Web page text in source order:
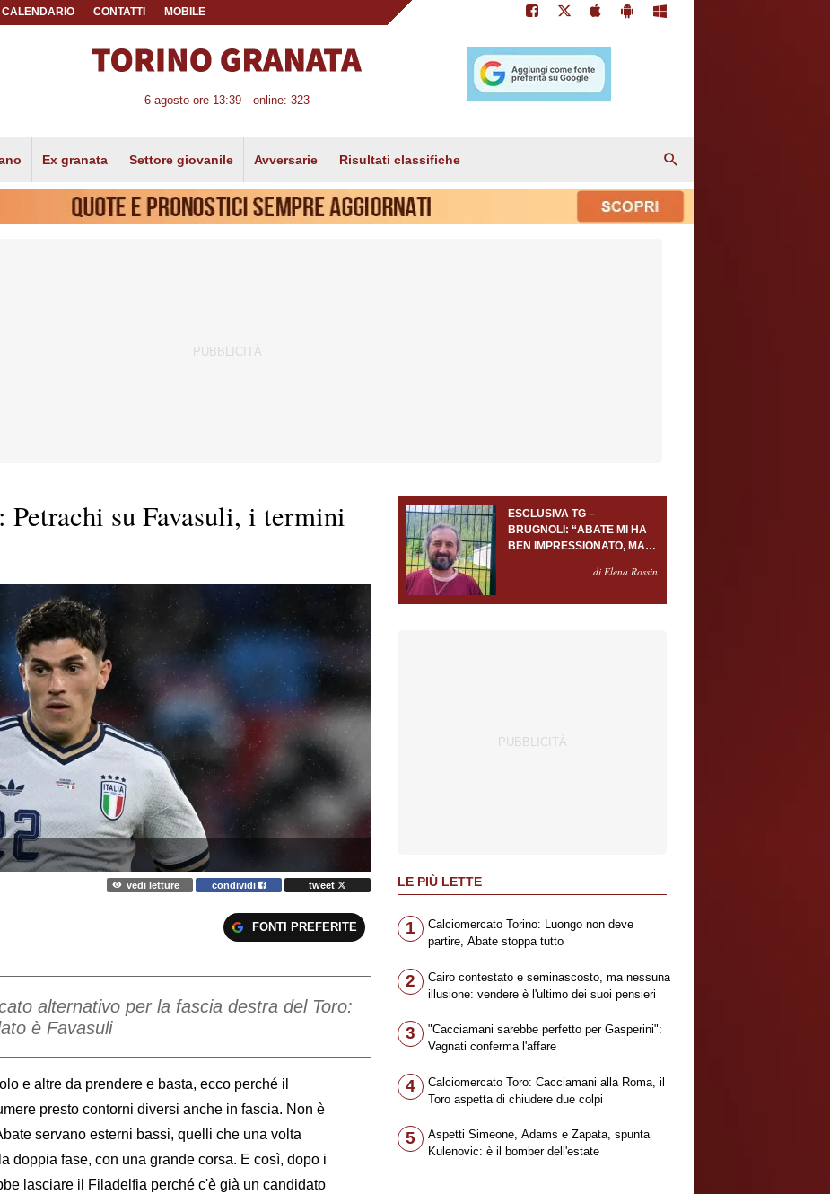
CALENDARIO CONTATTI MOBILE
6 agosto ore 13:39 online: 323
Ex granata Settore giovanile Avversarie Risultati classifiche
Petrachi su Favasuli, i termini
vedi letture condividi tweet
FONTI PREFERITE
alternativo per la fascia destra del Toro:
è Favasuli
e altre da prendere e basta, ecco perché il
presto contorni diversi anche in fascia. Non è
servano esterni bassi, quelli che una volta
doppia fase, con una grande corsa. E così, dopo i
lasciare il Filadelfia perché c'è già un candidato
ESCLUSIVA TG –
BRUGNOLI: “ABATE MI HA
BEN IMPRESSIONATO, MA
PORTIERE SERVONOdi Elena Rossin
LE PIÙ LETTE
1
Calciomercato Torino: Luongo non deve
partire, Abate stoppa tutto
2
Cairo contestato e seminascosto, ma nessuna
illusione: vendere è l'ultimo dei suoi pensieri
3
"Cacciamani sarebbe perfetto per Gasperini":
Vagnati conferma l'affare
4
Calciomercato Toro: Cacciamani alla Roma, il
Toro aspetta di chiudere due colpi
5
Aspetti Simeone, Adams e Zapata, spunta
Kulenovic: è il bomber dell'estate